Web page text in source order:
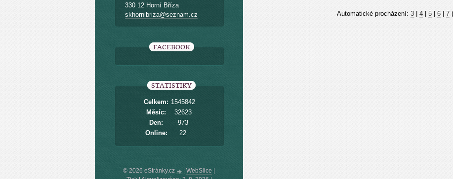
Automatické procházení: 3| 4| 5| 6| 7
330 12 Horní Bříza
skhornibriza@seznam.cz
FACEBOOK
STATISTIKY
Online: 22
Celkem: 1545842
Měsíc:
32623
Den:
973
© 2026 eStránky.cz WebSlice